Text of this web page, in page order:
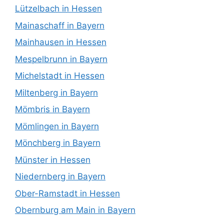
Lützelbach in Hessen
Mainaschaff in Bayern
Mainhausen in Hessen
Mespelbrunn in Bayern
Michelstadt in Hessen
Miltenberg in Bayern
Mömbris in Bayern
Mömlingen in Bayern
Mönchberg in Bayern
Münster in Hessen
Niedernberg in Bayern
Ober-Ramstadt in Hessen
Obernburg am Main in Bayern